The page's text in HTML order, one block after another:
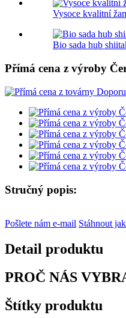
Vysoce kvalitní
Bio sada hub
Přímá cena z výroby
Stručný popis:
Pošlete nám e-mail Stáhnout
Detail produktu
PROČ NÁS
Štítky produktu